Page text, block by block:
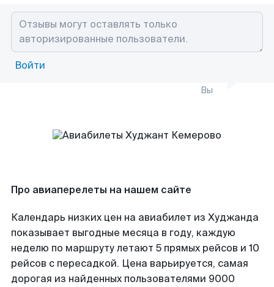
Войти
Вы
Про авиаперелеты на нашем сайте
Календарь низких цен на авиабилет из Худжанда
показывает выгодные месяца в году, каждую
неделю по маршруту летают 5 прямых рейсов и 10
рейсов с пересадкой. Цена варьируется, самая
дорогая из найденных пользователями 9000